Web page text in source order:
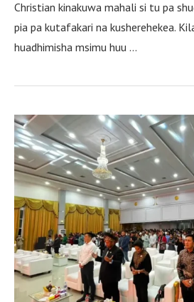
Christian kinakuwa mahali si tu pa
pia pa kutafakari na kusherehekea.
huadhimisha msimu huu …